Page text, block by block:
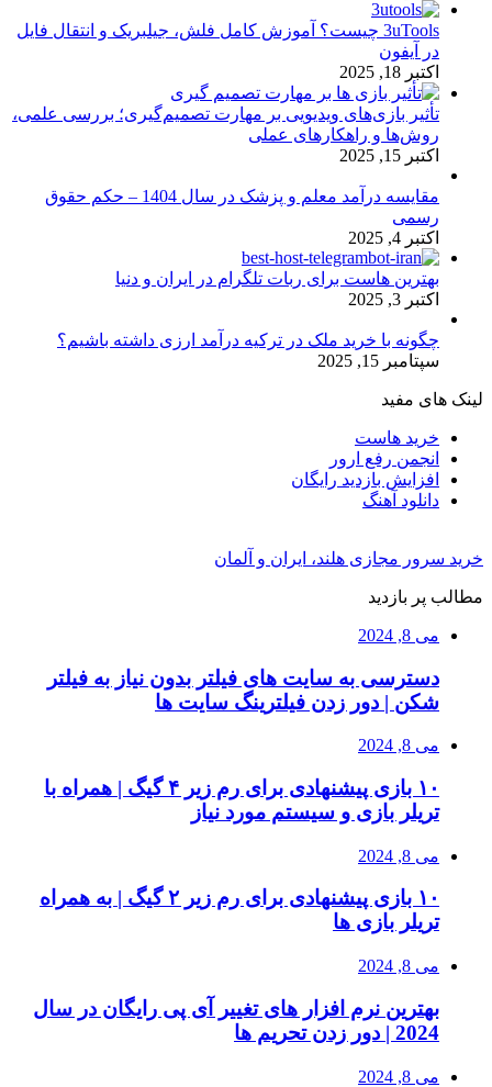
3uTools چیست؟ آموزش کامل فلش، جیلبریک و انتقال فایل
در آیفون
اکتبر 18, 2025
تأثیر بازی‌های ویدیویی بر مهارت تصمیم‌گیری؛ بررسی علمی،
روش‌ها و راهکارهای عملی
اکتبر 15, 2025
مقایسه درآمد معلم و پزشک در سال 1404 – حکم حقوق
رسمی
اکتبر 4, 2025
بهترین هاست برای ربات تلگرام در ایران و دنیا
اکتبر 3, 2025
چگونه با خرید ملک در ترکیه درآمد ارزی داشته باشیم؟
سپتامبر 15, 2025
لینک های مفید
خرید هاست
انجمن رفع ارور
افزایش بازدید رایگان
دانلود آهنگ
خرید سرور مجازی هلند، ایران و آلمان
مطالب پر بازدید
می 8, 2024
دسترسی به سایت های فیلتر بدون نیاز به فیلتر
شکن | دور زدن فیلترینگ سایت ها
می 8, 2024
۱۰ بازی پیشنهادی برای رم زیر ۴ گیگ | همراه با
تریلر بازی و سیستم مورد نیاز
می 8, 2024
۱۰ بازی پیشنهادی برای رم زیر ۲ گیگ | به همراه
تریلر بازی ها
می 8, 2024
بهترین نرم افزار های تغییر آی پی رایگان در سال
2024 | دور زدن تحریم ها
می 8, 2024